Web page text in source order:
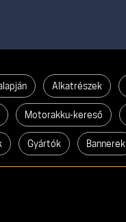
Alkatrészek
Motorakku-kereső
Gyártók Bannerek